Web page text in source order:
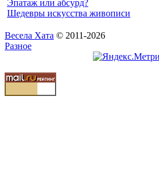
Эпатаж или абсурд?
Шедевры искусства живописи
Весела Хата © 2011-2026
Разное